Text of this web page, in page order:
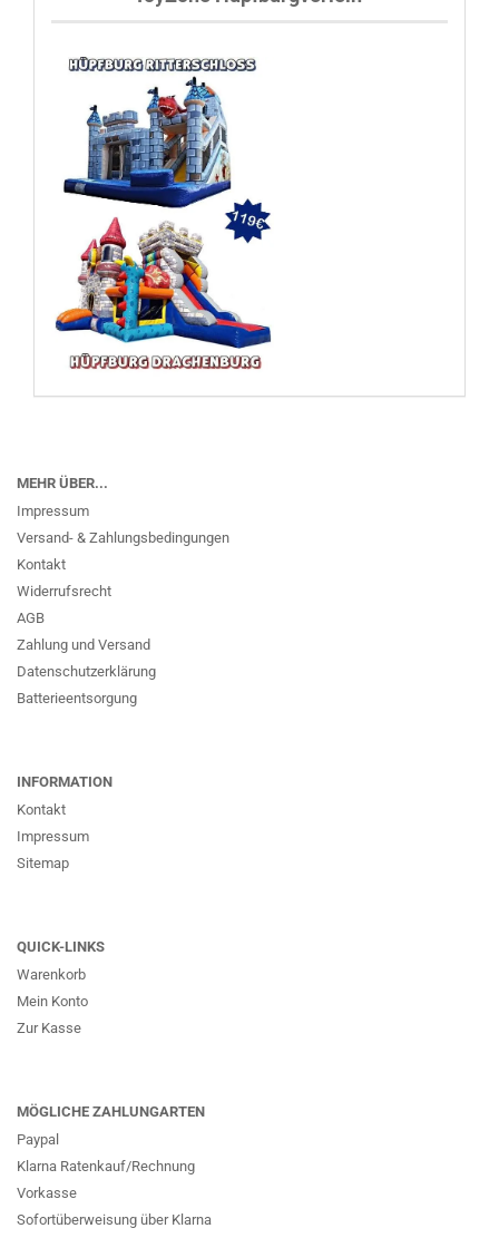
MEHR ÜBER...
Impressum
Versand- & Zahlungsbedingungen
Kontakt
Widerrufsrecht
AGB
Zahlung und Versand
Datenschutzerklärung
Batterieentsorgung
INFORMATION
Kontakt
Impressum
Sitemap
QUICK-LINKS
Warenkorb
Mein Konto
Zur Kasse
MÖGLICHE ZAHLUNGARTEN
Paypal
Klarna Ratenkauf/Rechnung
Vorkasse
Sofortüberweisung über Klarna